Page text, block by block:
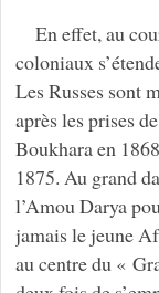
En effet, au
coloniaux
Les Russes sont
après les prises
Boukhara en
1875. Au grand
l’Amou Darya
jamais le jeune
au centre du «